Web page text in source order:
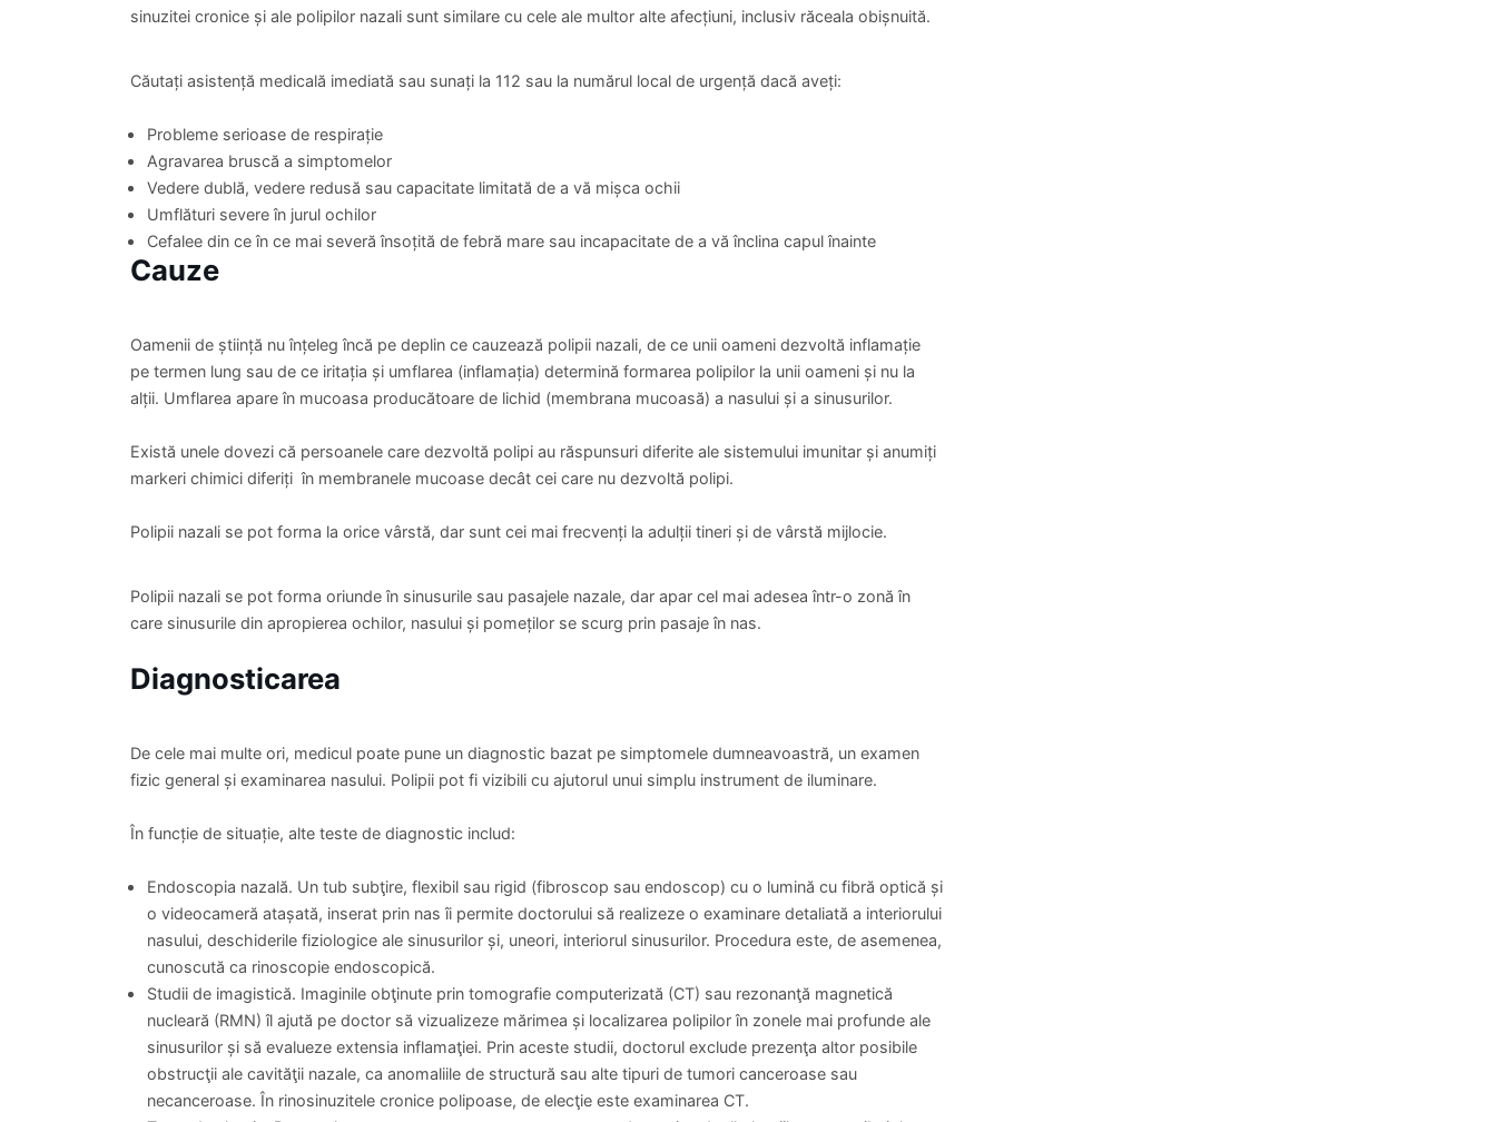
sinuzitei cronice și ale polipilor nazali sunt similare cu cele ale multor alte afecțiuni, inclusiv răceala obișnuită.
Dr. Iuliana Pirvulescu
Medic Primar, Gastroenterologie
815 lei
Profesor Doctor, Chirurgie generala
775 lei 970 lei
Probleme serioase de respirație
Vedere dublă, vedere redusă sau capacitate limitată de a vă mișca ochii
Cauze
Oamenii de știință nu înțeleg încă pe deplin ce cauzează polipii nazali, de ce unii oameni dezvoltă inflamație
Există unele dovezi că persoanele care dezvoltă polipi au răspunsuri diferite ale sistemului imunitar și anumiți
Dr. Andrei Ioan Bogdan
Medic Primar, Ortopedie
Dr. Andrei Ioan Bogdan
Medic Primar, Ortopedie
Dr. Ursache Tudor Andrei
Medic Primar, Ortopedie